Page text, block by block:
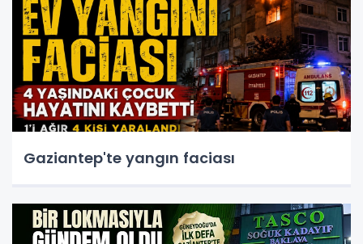
Gaziantep'te yangın faciası